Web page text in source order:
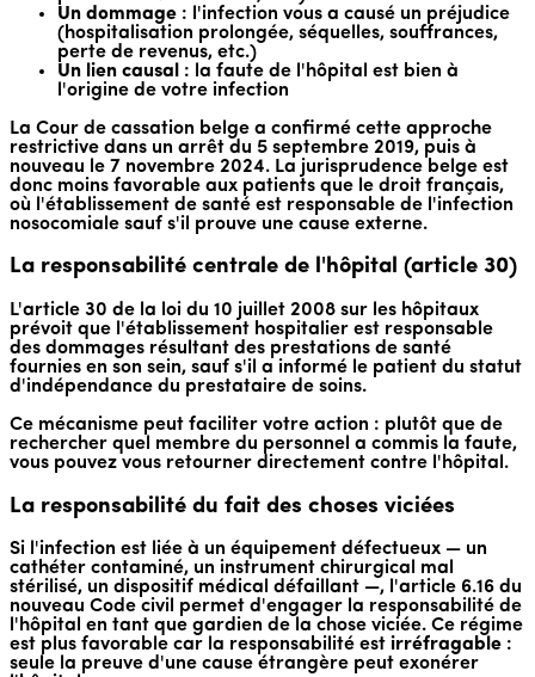
Un dommage : l'infection vous a causé un préjudice
(hospitalisation prolongée, séquelles, souffrances,
perte de revenus, etc.)
Un lien causal
: la faute de l'hôpital est bien à
l'origine de votre infection
La Cour de cassation belge a confirmé cette approche
restrictive dans un arrêt du 5 septembre 2019, puis à
nouveau le 7 novembre 2024. La jurisprudence belge est
donc moins favorable aux patients que le droit français,
où l'établissement de santé est responsable de l'infection
nosocomiale sauf s'il prouve une cause externe.
La responsabilité centrale de l'hôpital (article 30)
L'article 30 de la loi du 10 juillet 2008 sur les hôpitaux
prévoit que l'établissement hospitalier est responsable
des dommages résultant des prestations de santé
fournies en son sein, sauf s'il a informé le patient du statut
d'indépendance du prestataire de soins.
Ce mécanisme peut faciliter votre action : plutôt que de
rechercher quel membre du personnel a commis la faute,
vous pouvez vous retourner directement contre l'hôpital.
La responsabilité du fait des choses viciées
Si l'infection est liée à un équipement défectueux — un
cathéter contaminé, un instrument chirurgical mal
stérilisé, un dispositif médical défaillant —, l'article 6.16 du
nouveau Code civil permet d'engager la responsabilité de
l'hôpital en tant que gardien de la chose viciée. Ce régime
est plus favorable car la responsabilité est irréfragable :
seule la preuve d'une cause étrangère peut exonérer